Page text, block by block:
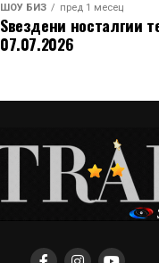
ШОУ БИЗ пред 1 месец
Ѕвездени носталгии
07.07.2026